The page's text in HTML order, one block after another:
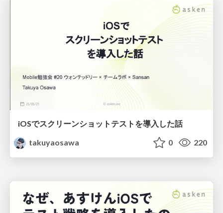
iOSでスクリーンショットテストを導入した話
takuyaosawa
0 220